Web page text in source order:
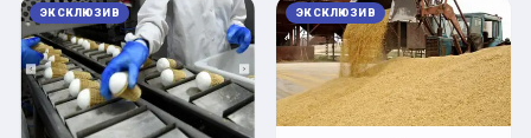
ЭКСКЛЮЗИВ ЭКСКЛЮЗИВ